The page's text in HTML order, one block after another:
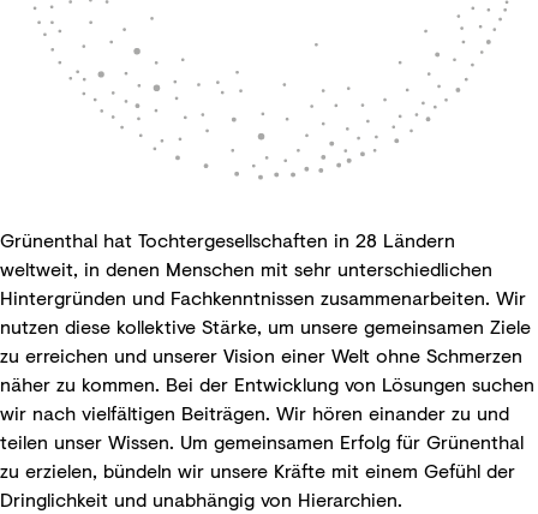
Grünenthal hat Tochtergesellschaften in 28 Ländern
weltweit, in denen Menschen mit sehr unterschiedlichen
Hintergründen und Fachkenntnissen zusammenarbeiten. Wir
nutzen diese kollektive Stärke, um unsere gemeinsamen Ziele
zu erreichen und unserer Vision einer Welt ohne Schmerzen
näher zu kommen. Bei der Entwicklung von Lösungen suchen
wir nach vielfältigen Beiträgen. Wir hören einander zu und
teilen unser Wissen. Um gemeinsamen Erfolg für Grünenthal
zu erzielen, bündeln wir unsere Kräfte mit einem Gefühl der
Dringlichkeit und unabhängig von Hierarchien.